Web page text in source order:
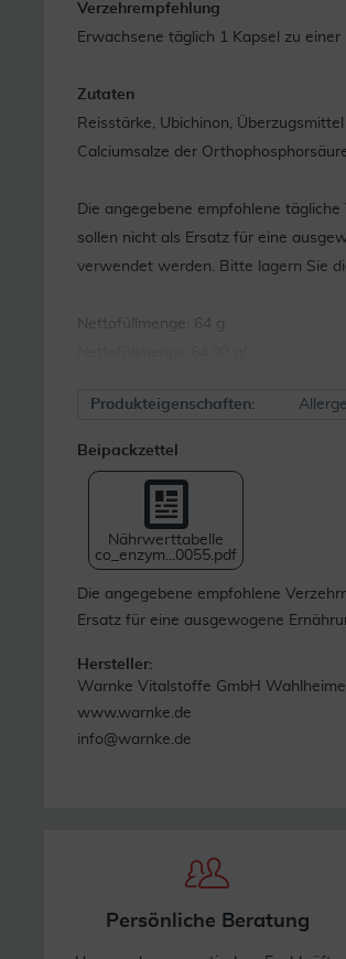
Verzehrempfehlung
Erwachsene täglich 1 Kapsel zu
Zutaten
Reisstärke, Ubichinon,
Calciumsalze der
Die angegebene empfohlene
sollen nicht als Ersatz für eine
verwendet werden. Bitte lagern Sie
Nettofüllmenge: 64 g
Produkteigenschaften:
Beipackzettel
Nährwerttabelle
co_enzym...0055.pdf
Die angegebene empfohlene
Ersatz für eine ausgewogene
Hersteller:
Warnke Vitalstoffe GmbH
www.warnke.de
info@warnke.de
Persönliche Beratung